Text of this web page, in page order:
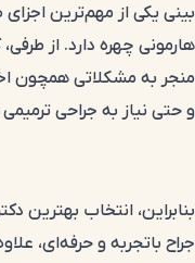
بینی یکی از مهم‌ترین
هارمونی چهره دارد. از
منجر به مشکلاتی همچون
و حتی نیاز به جراحی
بنابراین، انتخاب بهترین
جراح باتجربه و حرفه‌ای،